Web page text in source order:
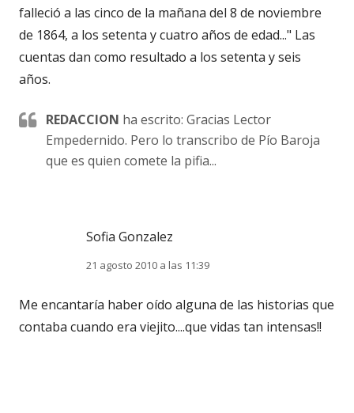
falleció a las cinco de la mañana del 8 de noviembre
de 1864, a los setenta y cuatro años de edad..." Las
cuentas dan como resultado a los setenta y seis
años.
REDACCION ha escrito: Gracias Lector
Empedernido. Pero lo transcribo de Pío Baroja
que es quien comete la pifia...
Sofia Gonzalez
21 agosto 2010 a las 11:39
Me encantaría haber oído alguna de las historias que
contaba cuando era viejito....que vidas tan intensas!!